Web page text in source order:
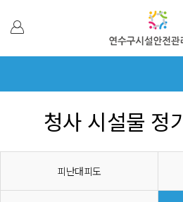
청사 시설물 정
피난대피도